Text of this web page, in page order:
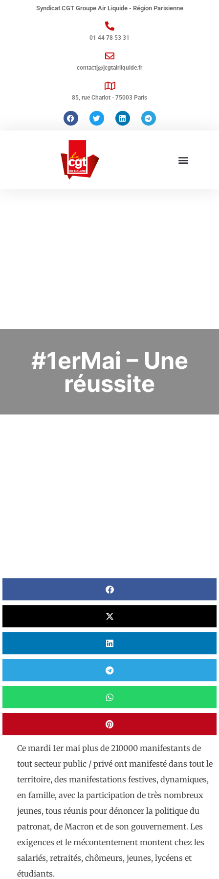
Syndicat CGT Groupe Air Liquide - Région Parisienne
01 44 78 53 31
contact[@]cgtairliquide.fr
85, rue Charlot - 75003 Paris
#1erMai – Une
réussite
Ce mardi 1er mai plus de 210000 manifestants de
tout secteur public / privé ont manifesté dans tout le
territoire, des manifestations festives, dynamiques,
en famille, avec la participation de très nombreux
jeunes, tous réunis pour dénoncer la politique du
patronat, de Macron et de son gouvernement. Les
exigences et le mécontentement montent chez les
salariés, retraités, chômeurs, jeunes, lycéens et
étudiants.